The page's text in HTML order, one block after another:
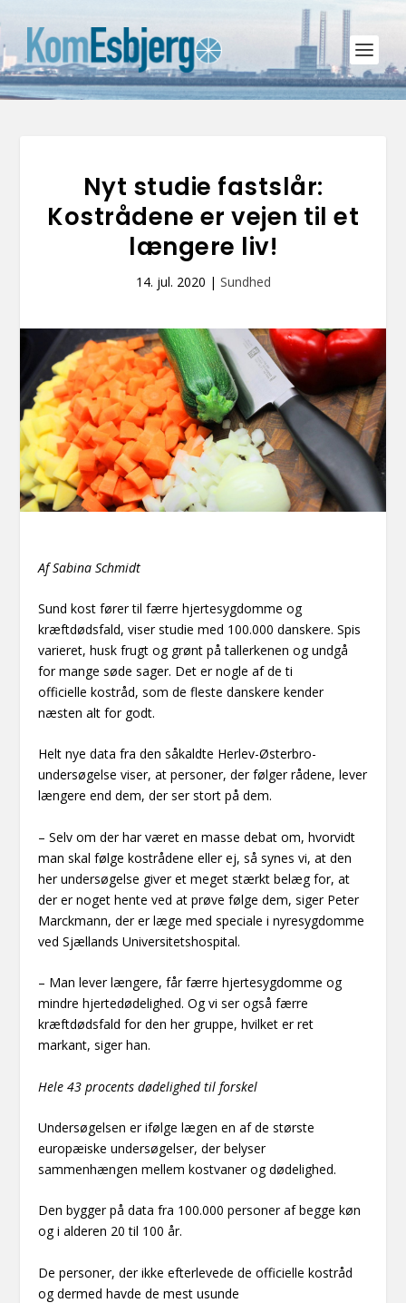
Nyt studie fastslår:
Kostrådene er vejen til et
længere liv!
14. jul. 2020 | Sundhed
Af Sabina Schmidt
Sund kost fører til færre hjertesygdomme og
kræftdødsfald, viser studie med 100.000 danskere. Spis
varieret, husk frugt og grønt på tallerkenen og undgå
for mange søde sager. Det er nogle af de ti
officielle kostråd, som de fleste danskere kender
næsten alt for godt.
Helt nye data fra den såkaldte Herlev-Østerbro-
undersøgelse viser, at personer, der følger rådene, lever
længere end dem, der ser stort på dem.
– Selv om der har været en masse debat om, hvorvidt
man skal følge kostrådene eller ej, så synes vi, at den
her undersøgelse giver et meget stærkt belæg for, at
der er noget hente ved at prøve følge dem, siger Peter
Marckmann, der er læge med speciale i nyresygdomme
ved Sjællands Universitetshospital.
– Man lever længere, får færre hjertesygdomme og
mindre hjertedødelighed. Og vi ser også færre
kræftdødsfald for den her gruppe, hvilket er ret
markant, siger han.
Hele 43 procents dødelighed til forskel
Undersøgelsen er ifølge lægen en af de største
europæiske undersøgelser, der belyser
sammenhængen mellem kostvaner og dødelighed.
Den bygger på data fra 100.000 personer af begge køn
og i alderen 20 til 100 år.
De personer, der ikke efterlevede de officielle kostråd
og dermed havde de mest usunde